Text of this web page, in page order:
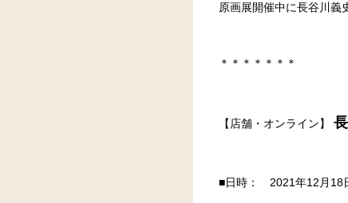
原画展開催中に長谷川義
＊＊＊＊＊＊＊
【店舗・オンライン】
■日時： 2021年12月18